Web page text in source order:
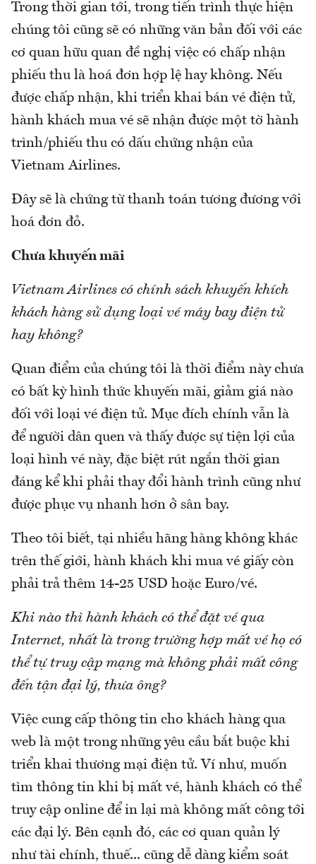
Trong thời gian tới, trong tiến trình thực hiện
chúng tôi cũng sẽ có những văn bản đối với các
cơ quan hữu quan đề nghị việc có chấp nhận
phiếu thu là hoá đơn hợp lệ hay không. Nếu
được chấp nhận, khi triển khai bán vé điện tử,
hành khách mua vé sẽ nhận được một tờ hành
trình/phiếu thu có dấu chứng nhận của
Vietnam Airlines.
Đây sẽ là chứng từ thanh toán tương đương với
hoá đơn đỏ.
Chưa khuyến mãi
Vietnam Airlines có chính sách khuyến khích
khách hàng sử dụng loại vé máy bay điện tử
hay không?
Quan điểm của chúng tôi là thời điểm này chưa
có bất kỳ hình thức khuyến mãi, giảm giá nào
đối với loại vé điện tử. Mục đích chính vẫn là
để người dân quen và thấy được sự tiện lợi của
loại hình vé này, đặc biệt rút ngắn thời gian
đáng kể khi phải thay đổi hành trình cũng như
được phục vụ nhanh hơn ở sân bay.
Theo tôi biết, tại nhiều hãng hàng không khác
trên thế giới, hành khách khi mua vé giấy còn
phải trả thêm 14-25 USD hoặc Euro/vé.
Khi nào thì hành khách có thể đặt vé qua
Internet, nhất là trong trường hợp mất vé họ có
thể tự truy cập mạng mà không phải mất công
đến tận đại lý, thưa ông?
Việc cung cấp thông tin cho khách hàng qua
web là một trong những yêu cầu bắt buộc khi
triển khai thương mại điện tử. Ví như, muốn
tìm thông tin khi bị mất vé, hành khách có thể
truy cập online để in lại mà không mất công tới
các đại lý. Bên cạnh đó, các cơ quan quản lý
như tài chính, thuế... cũng dễ dàng kiểm soát